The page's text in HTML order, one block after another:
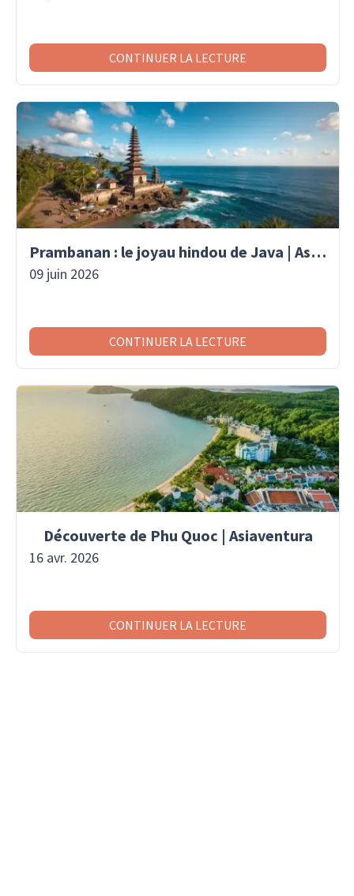
CONTINUER LA LECTURE
Prambanan : le joyau hindou de Java | Asaiventura
09 juin 2026
CONTINUER LA LECTURE
Découverte de Phu Quoc | Asiaventura
16 avr. 2026
CONTINUER LA LECTURE